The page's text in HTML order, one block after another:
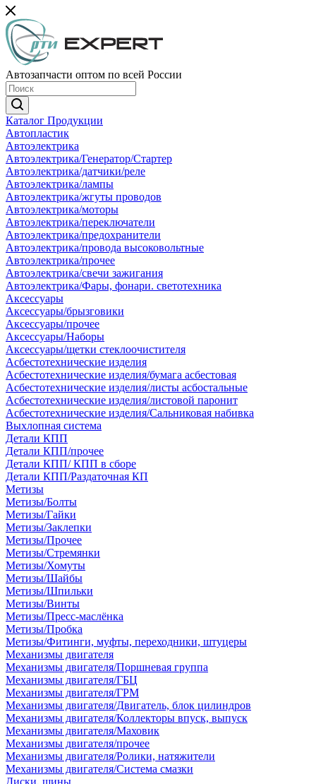
Автозапчасти оптом по всей России
Каталог Продукции
Автопластик
Автоэлектрика
Автоэлектрика/Генератор/Стартер
Автоэлектрика/датчики/реле
Автоэлектрика/лампы
Автоэлектрика/жгуты проводов
Автоэлектрика/моторы
Автоэлектрика/переключатели
Автоэлектрика/предохранители
Автоэлектрика/провода высоковольтные
Автоэлектрика/прочее
Автоэлектрика/свечи зажигания
Автоэлектрика/Фары, фонари. светотехника
Аксессуары
Аксессуары/брызговики
Аксессуары/прочее
Аксессуары/Наборы
Аксессуары/щетки стеклоочистителя
Асбестотехнические изделия
Асбестотехнические изделия/бумага асбестовая
Асбестотехнические изделия/листы асбостальные
Асбестотехнические изделия/листовой паронит
Асбестотехнические изделия/Сальниковая набивка
Выхлопная система
Детали КПП
Детали КПП/прочее
Детали КПП/ КПП в сборе
Детали КПП/Раздаточная КП
Метизы
Метизы/Болты
Метизы/Гайки
Метизы/Заклепки
Метизы/Прочее
Метизы/Стремянки
Метизы/Хомуты
Метизы/Шайбы
Метизы/Шпильки
Метизы/Винты
Метизы/Пресс-маслёнка
Метизы/Пробка
Метизы/Фитинги, муфты, переходники, штуцеры
Механизмы двигателя
Механизмы двигателя/Поршневая группа
Механизмы двигателя/ГБЦ
Механизмы двигателя/ГРМ
Механизмы двигателя/Двигатель, блок цилиндров
Механизмы двигателя/Коллекторы впуск, выпуск
Механизмы двигателя/Маховик
Механизмы двигателя/прочее
Механизмы двигателя/Ролики, натяжители
Механизмы двигателя/Система смазки
Диски, шины